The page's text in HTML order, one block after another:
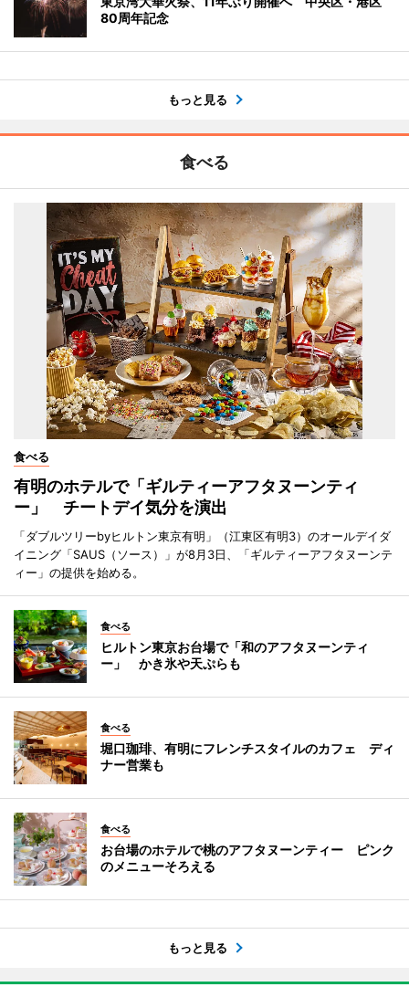
80周年記念
もっと見る
食べる
食べる
有明のホテルで「ギルティーアフタヌーンティ
ー」 チートデイ気分を演出
「ダブルツリーbyヒルトン東京有明」（江東区有明3）のオールデイダ
イニング「SAUS（ソース）」が8月3日、「ギルティーアフタヌーンテ
ィー」の提供を始める。
食べる
ヒルトン東京お台場で「和のアフタヌーンティ
ー」 かき氷や天ぷらも
食べる
堀口珈琲、有明にフレンチスタイルのカフェ ディ
ナー営業も
食べる
お台場のホテルで桃のアフタヌーンティー ピンク
のメニューそろえる
もっと見る